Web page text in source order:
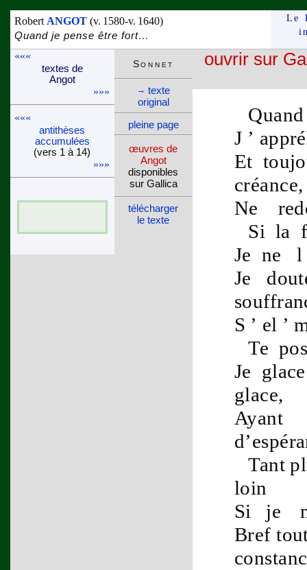
RobertANGOT (v. 1580-v. 1640)
Quand je pense être fort…
Le
«««
textes de
Angot
»»»
«««
anti­thèses
accu­mu­lées
(vers 1 à 14)
»»»
ouvrir sur
J ’
Et
créance,
Ne
Si la
Je ne l
Je
S ’ el
Te
Je
glace,
d’
Tant
loin
Si je
Bref
Son­net
→ texte
ori­ginal
pleine page
œuvres de
Angot
dispo­nibles
sur Gallica
télé­charger
le texte